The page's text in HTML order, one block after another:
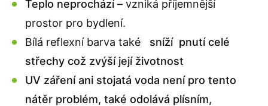
Teplo neprochází – vzniká příjemnější
prostor pro bydlení.
Bílá reflexní barva také
sníží pnutí celé
střechy což zvýší její životnost
UV záření ani stojatá voda není pro tento
nátěr problém, také odolává plísním,